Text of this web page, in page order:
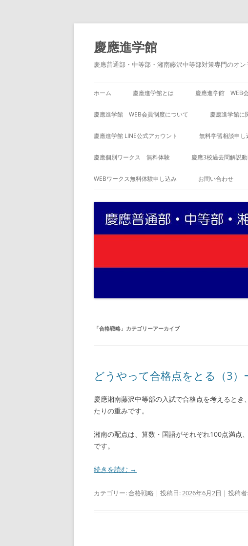
コ
テ
ン
ツ
へ
ス
慶應進学館
慶應普通部・中等部・湘南藤沢中等部対策専門のオ
ホーム 慶應進学館とは 慶應進学館 WEB
慶應進学館 WEB会員制度について 慶應進学館に
慶應進学館 LINE公式アカウント 無料学習相談申し
慶應個別ワークス 無料体験 慶應3校過去問解説
WEBワークス無料体験申し込み お問い合わせ
「合格戦略 」カテゴリーアーカイブ
どうやって合格点をとる（3）
慶應湘南藤沢中等部の入試で合格点を考えると
たりの重みです。
湘南の配点は、算数・国語がそれぞれ100点満点
です。
続きを読む →
カテゴリー:合格戦略 | 投稿日:2026年6月2日 | 投稿者: